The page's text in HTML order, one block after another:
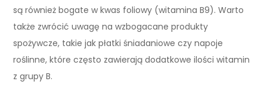
są również bogate w kwas foliowy (witamina B9). Warto
także zwrócić uwagę na wzbogacane produkty
spożywcze, takie jak płatki śniadaniowe czy napoje
roślinne, które często zawierają dodatkowe ilości witamin
z grupy B.